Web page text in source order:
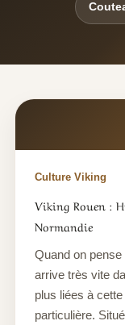
Culture Viking
Viking Rouen :
Normandie
Quand on
arrive très vite
plus liées à
particulière.